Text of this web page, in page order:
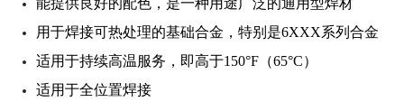
能提供良好的配色，是一种用途广泛的通用型焊材
用于焊接可热处理的基础合金，特别是6XXX系列合金
适用于持续高温服务，即高于150°F（65°C）
适用于全位置焊接